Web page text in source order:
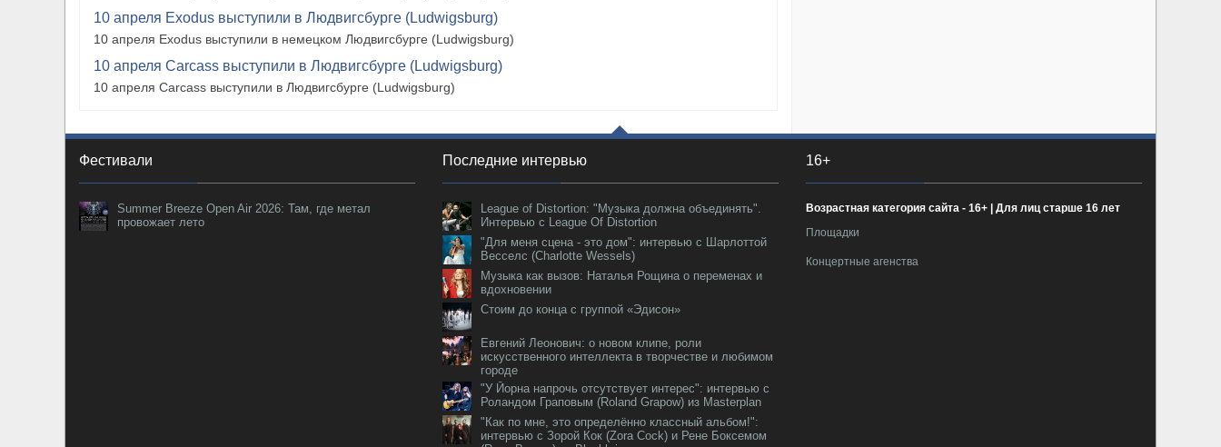
10 апреля Exodus выступили в Людвигсбурге (Ludwigsburg)
10 апреля Exodus выступили в немецком Людвигсбурге (Ludwigsburg)
10 апреля Carcass выступили в Людвигсбурге (Ludwigsburg)
10 апреля Carcass выступили в Людвигсбурге (Ludwigsburg)
Фестивали
Summer Breeze Open Air 2026: Там, где метал
провожает лето
Последние интервью
League of Distortion: "Музыка должна объединять".
Интервью с League Of Distortion
"Для меня сцена - это дом": интервью с Шарлоттой
Весселс (Charlotte Wessels)
Музыка как вызов: Наталья Рощина о переменах и
вдохновении
Стоим до конца с группой «Эдисон»
Евгений Леонович: о новом клипе, роли
искусственного интеллекта в творчестве и любимом
городе
"У Йорна напрочь отсутствует интерес": интервью с
Роландом Граповым (Roland Grapow) из Masterplan
"Как по мне, это определённо классный альбом!":
интервью с Зорой Кок (Zora Cock) и Рене Боксемом
16+
Возрастная категория сайта - 16+ | Для лиц старше 16 лет
Площадки
Концертные агенства